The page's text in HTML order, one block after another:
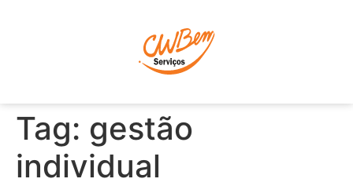
Tag: gestão
individual